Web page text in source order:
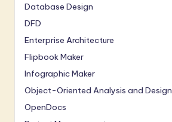
Database Design
DFD
Enterprise Architecture
Flipbook Maker
Infographic Maker
Object-Oriented Analysis and Design
OpenDocs